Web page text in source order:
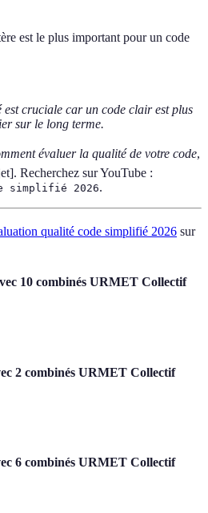
est le plus important pour un code
cruciale car un code clair est plus
sur le long terme.
évaluer la qualité de votre code,
Recherchez sur YouTube :
simplifié 2026.
qualité code simplifié 2026 sur
10 combinés URMET Collectif
2 combinés URMET Collectif
6 combinés URMET Collectif